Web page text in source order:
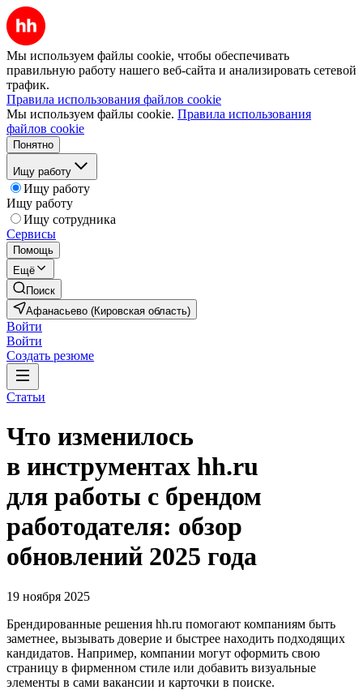
Мы используем файлы cookie, чтобы обеспечивать
правильную работу нашего веб-сайта и анализировать сетевой
трафик.
Правила использования файлов cookie
Мы используем файлы cookie. Правила использования
файлов cookie
Понятно
Ищу работу
Ищу работу
Ищу работу
Ищу сотрудника
Сервисы
Помощь
Ещё
Поиск
Афанасьево (Кировская область)
Войти
Войти
Создать резюме
Статьи
Что изменилось
в инструментах hh.ru
для работы с брендом
работодателя: обзор
обновлений 2025 года
19 ноября 2025
Брендированные решения hh.ru помогают компаниям быть
заметнее, вызывать доверие и быстрее находить подходящих
кандидатов. Например, компании могут оформить свою
страницу в фирменном стиле или добавить визуальные
элементы в сами вакансии и карточки в поиске.